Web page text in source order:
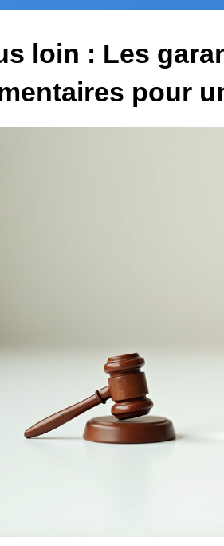
loin : Les
pour